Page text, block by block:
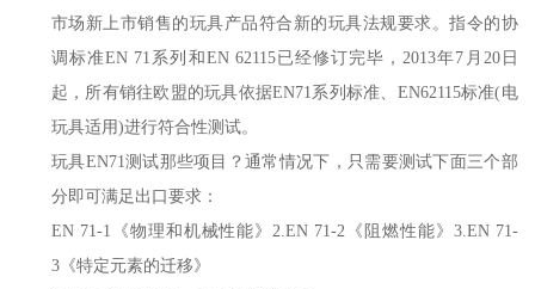
市场新上市销售的玩具产品符合新的玩具法规要求。指令的协
调标准EN 71系列和EN 62115已经修订完毕，2013年7月20日
起，所有销往欧盟的玩具依据EN71系列标准、EN62115标准(电
玩具适用)进行符合性测试。
玩具EN71测试那些项目？通常情况下，只需要测试下面三个部
分即可满足出口要求：
EN 71-1《物理和机械性能》2.EN 71-2《阻燃性能》3.EN 71-
3《特定元素的迁移》